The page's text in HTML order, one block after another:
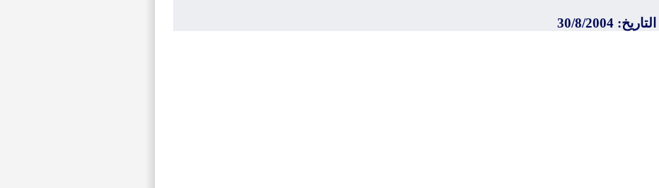
التاريخ: 30/8/2004